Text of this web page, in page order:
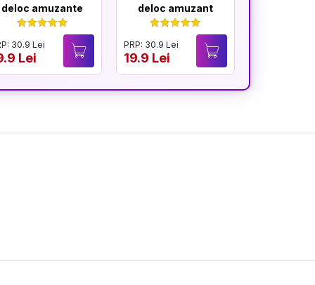
deloc amuzante
30.9 Lei
Lei
deloc amuzant
PRP: 30.9 Lei
19.9 Lei